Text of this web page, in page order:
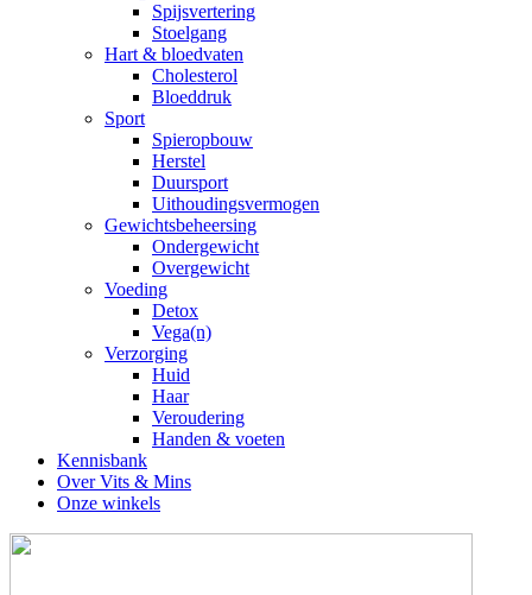
Spijsvertering
Stoelgang
Hart & bloedvaten
Cholesterol
Bloeddruk
Sport
Spieropbouw
Herstel
Duursport
Uithoudingsvermogen
Gewichtsbeheersing
Ondergewicht
Overgewicht
Voeding
Detox
Vega(n)
Verzorging
Huid
Haar
Veroudering
Handen & voeten
Kennisbank
Over Vits & Mins
Onze winkels